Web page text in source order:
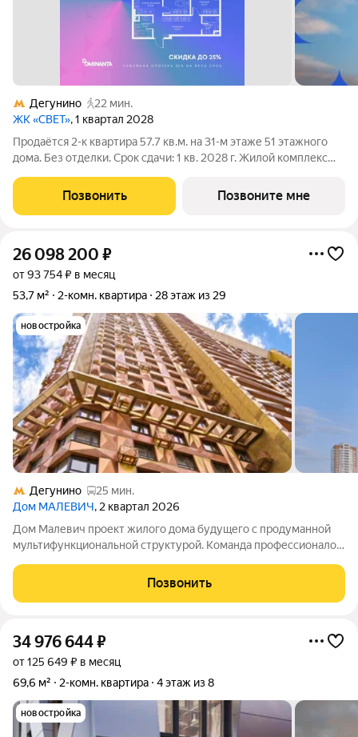
Дегунино
22 мин.
ЖК «СВЕТ», 1 квартал 2028
Продаётся 2-к квартира 57.7 кв.м. на 31-м этаже 51 этажного
дома. Без отделки. Срок сдачи: 1 кв. 2028 г. Жилой комплекс
архитектурного изящества, созданное девелопером
Dominanta в сотрудничестве с известным
Позвонить Позвоните мне
26 098 200 ₽
от 93 754 ₽ в месяц
53,7 м²
2-комн. квартира 28 этаж из 29
новостройка
Дегунино
25 мин.
Дом МАЛЕВИЧ, 2 квартал 2026
Дом Малевич проект жилого дома будущего с продуманной
мультифункциональной структурой. Команда профессионалов
внимание организации как личных, так и общественных
пространств. Жизнь в Доме
Позвонить
34 976 644₽
от 125 649 ₽ в месяц
69,6 м²
2-комн. квартира 4 этаж из 8
новостройка